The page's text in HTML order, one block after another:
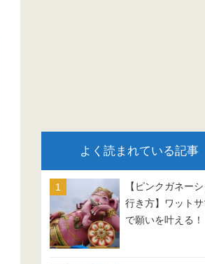
よく読まれている記事
【ピンクガネー
行き方】ワットサ
で願いを叶える！